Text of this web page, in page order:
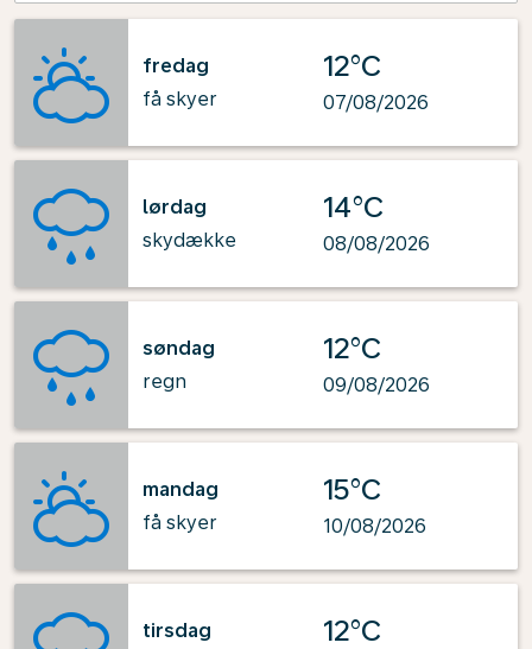
fredag
få skyer
12°C
07/08/2026
lørdag
skydække
14°C
08/08/2026
søndag
regn
12°C
09/08/2026
mandag
få skyer
15°C
10/08/2026
tirsdag
12°C